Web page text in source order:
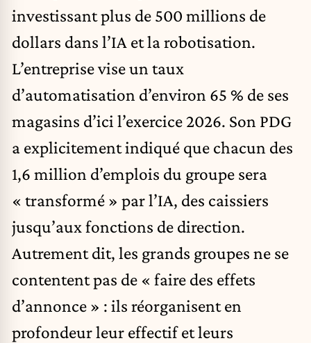
investissant plus de 500 millions de
dollars dans l’IA et la robotisation.
L’entreprise vise un taux
d’automatisation d’environ 65 % de ses
magasins d’ici l’exercice 2026. Son PDG
a explicitement indiqué que chacun des
1,6 million d’emplois du groupe sera
« transformé » par l’IA, des caissiers
jusqu’aux fonctions de direction.
Autrement dit, les grands groupes ne se
contentent pas de « faire des effets
d’annonce » : ils réorganisent en
profondeur leur effectif et leurs